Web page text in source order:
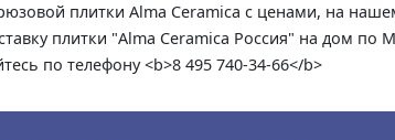
плитки Alma Ceramica с ценами, на
плитки "Alma Ceramica Россия" на дом по
по телефону <b>8 495 740-34-66</b>